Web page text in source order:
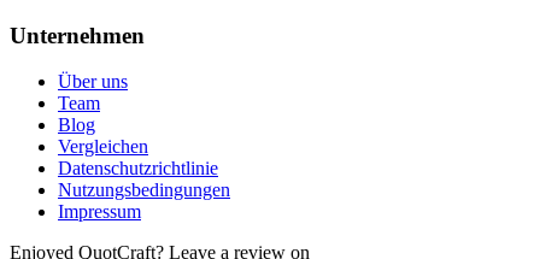
Unternehmen
Über uns
Team
Blog
Vergleichen
Datenschutzrichtlinie
Nutzungsbedingungen
Impressum
Enjoyed QuotCraft? Leave a review on